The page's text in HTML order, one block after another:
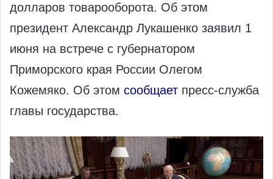
долларов товарооборота. Об этом
президент Александр Лукашенко заявил 1
июня на встрече с губернатором
Приморского края России Олегом
Кожемяко. Об этом сообщает пресс-служба
главы государства.